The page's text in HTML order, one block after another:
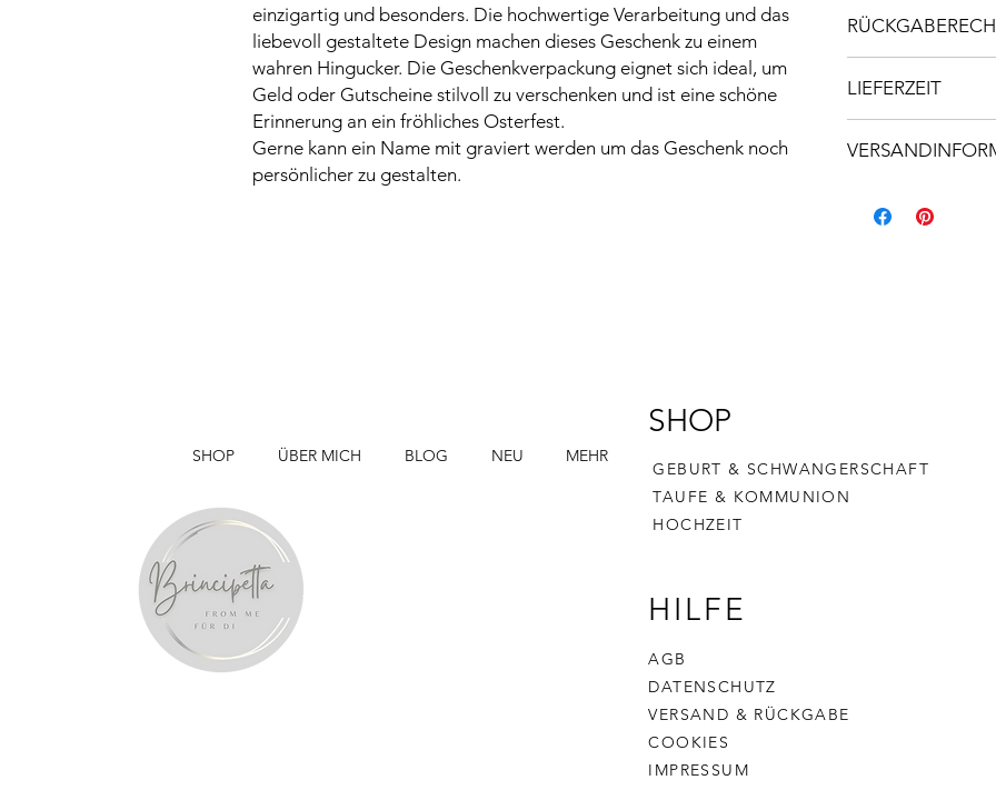
einzigartig und besonders. Die hochwertige Verarbeitung und das
liebevoll gestaltete Design machen dieses Geschenk zu einem
wahren Hingucker. Die Geschenkverpackung eignet sich ideal, um
Geld oder Gutscheine stilvoll zu verschenken und ist eine schöne
Erinnerung an ein fröhliches Osterfest.
Gerne kann ein Name mit graviert werden um das Geschenk noch
persönlicher zu gestalten.
in Gold aus Metall
Maße: 12cm hoch
12cm hoch
angefertigtes
und Sorgfalt
können die fertigen
abweichen.
LIEFERZEIT
SHOP
GEBURT & SCHWANGERSCHAFT
TAUFE & KOMMUNION
HOCHZEIT
HILFE
AGB
DATENSCHUTZ
VERSAND & RÜCKGABE
COOKIES
IMPRESSUM
SHOP ÜBER MICH BLOG NEU MEHR